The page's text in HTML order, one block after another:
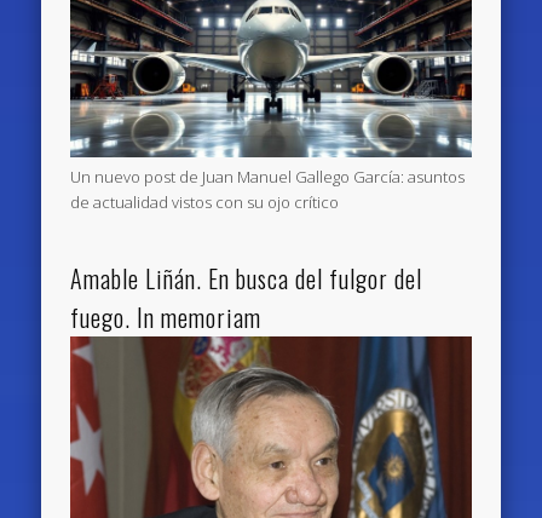
Un nuevo post de Juan Manuel Gallego García: asuntos
de actualidad vistos con su ojo crítico
Amable Liñán. En busca del fulgor del
fuego. In memoriam